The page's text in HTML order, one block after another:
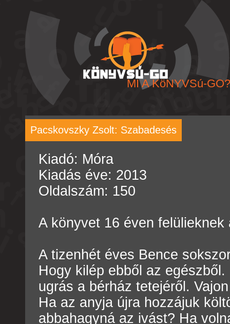
MI A KöNYVSú-
Pacskovszky Zsolt: Szabadesés
Kiadó: Móra
Kiadás éve: 2013
Oldalszám: 150
A könyvet 16 éven felülieknek
A tizenhét éves Bence
Hogy kilép ebből az
ugrás a bérház tetejéről.
Ha az anyja újra hozzájuk
abbahagyná az ivást? Ha